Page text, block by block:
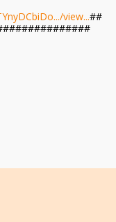
view...##